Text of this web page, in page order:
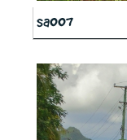
sa007